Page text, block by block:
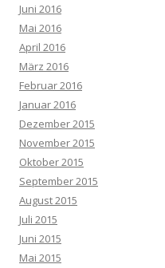
Juni 2016
Mai 2016
April 2016
März 2016
Februar 2016
Januar 2016
Dezember 2015
November 2015
Oktober 2015
September 2015
August 2015
Juli 2015
Juni 2015
Mai 2015